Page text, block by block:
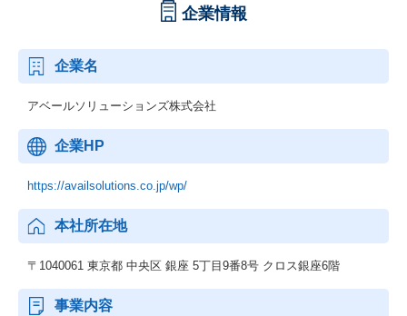
企業情報
企業名
アベールソリューションズ株式会社
企業HP
https://availsolutions.co.jp/wp/
本社所在地
〒1040061 東京都 中央区 銀座 5丁目9番8号 クロス銀座6階
事業内容